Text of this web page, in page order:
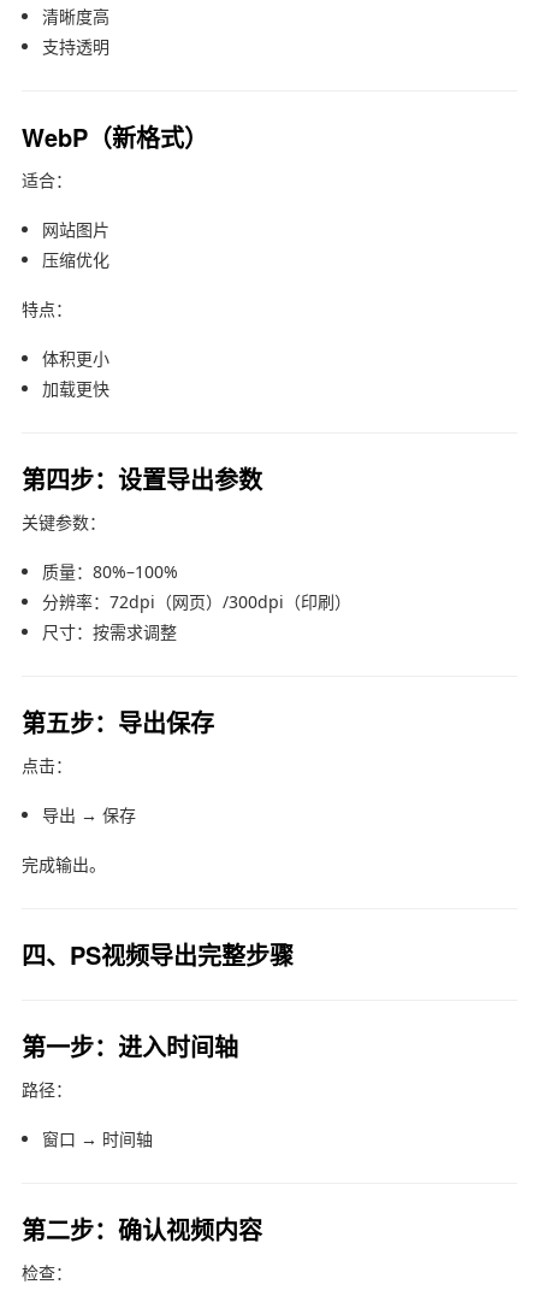
清晰度高
支持透明
WebP（新格式）
适合：
网站图片
压缩优化
特点：
体积更小
加载更快
第四步：设置导出参数
关键参数：
质量：80%–100%
分辨率：72dpi（网页）/300dpi（印刷）
尺寸：按需求调整
第五步：导出保存
点击：
导出 → 保存
完成输出。
四、PS视频导出完整步骤
第一步：进入时间轴
路径：
窗口 → 时间轴
第二步：确认视频内容
检查：